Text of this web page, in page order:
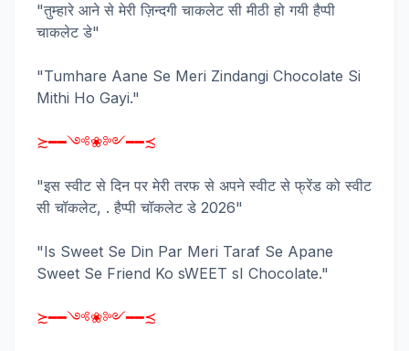
"तुम्हारे आने से मेरी ज़िन्दगी चाकलेट सी मीठी हो गयी हैप्पी
चाकलेट डे"
"Tumhare Aane Se Meri Zindangi Chocolate Si
Mithi Ho Gayi."
≿━━༺❀༻━━≾
"इस स्वीट से दिन पर मेरी तरफ से अपने स्वीट से फ्रेंड को स्वीट
सी चॉकलेट, . हैप्पी चॉकलेट डे 2026"
"Is Sweet Se Din Par Meri Taraf Se Apane
Sweet Se Friend Ko sWEET sI Chocolate."
≿━━༺❀༻━━≾